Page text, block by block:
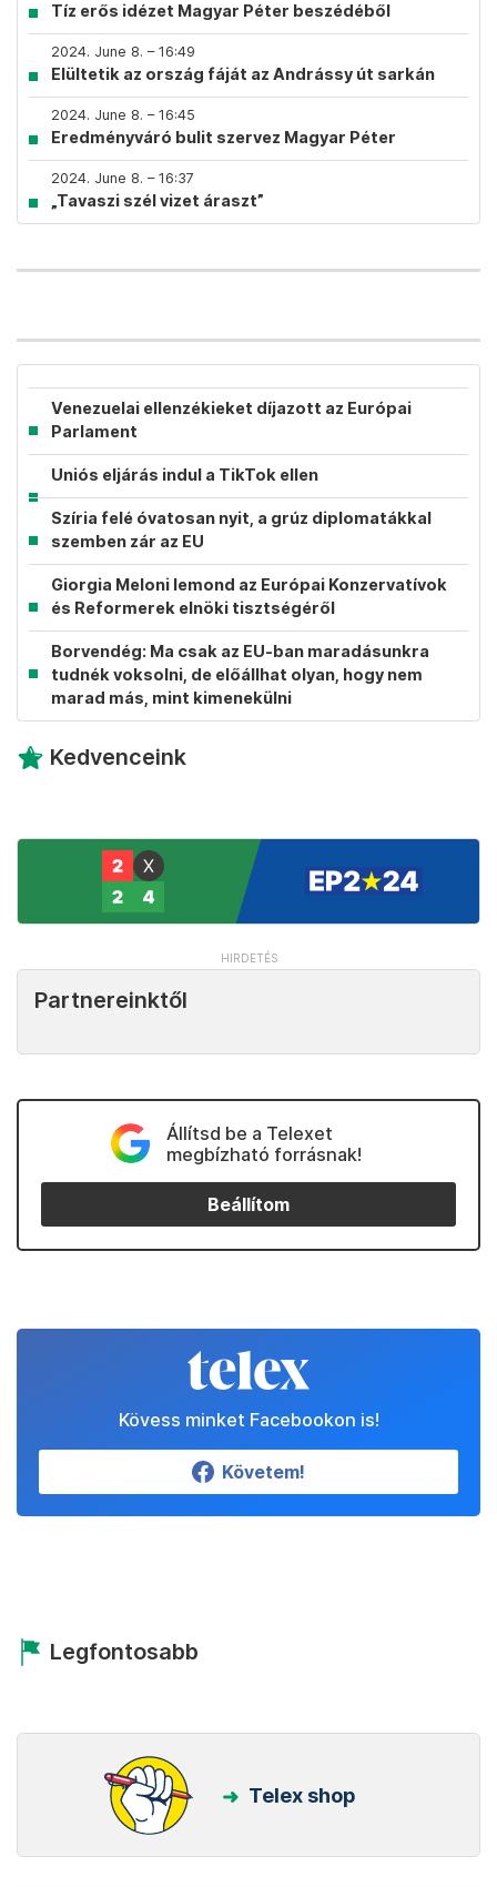
Tíz erős idézet Magyar Péter beszédéből
2024. June 8. – 16:49
Elültetik az ország fáját az Andrássy út sarkán
2024. June 8. – 16:45
Eredményváró bulit szervez Magyar Péter
2024. June 8. – 16:37
„Tavaszi szél vizet áraszt”
Venezuelai ellenzékieket díjazott az Európai
Parlament
Uniós eljárás indul a TikTok ellen
Szíria felé óvatosan nyit, a grúz diplomatákkal
szemben zár az EU
Giorgia Meloni lemond az Európai Konzervatívok
és Reformerek elnöki tisztségéről
Borvendég: Ma csak az EU-ban maradásunkra
tudnék voksolni, de előállhat olyan, hogy nem
marad más, mint kimenekülni
Kedvenceink
Partnereinktől
Állítsd be a Telexet
megbízható forrásnak!
Beállítom
Kövess minket Facebookon is!
Követem!
Legfontosabb
Telex shop